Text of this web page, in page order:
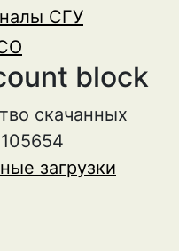
СГУ
block
скачанных
загрузки